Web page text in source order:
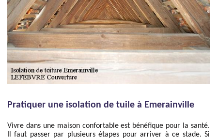
Pratiquer une isolation de tuile à Emerainville
Vivre dans une maison confortable est bénéfique pour la santé.
Il faut passer par plusieurs étapes pour arriver à ce stade. Si